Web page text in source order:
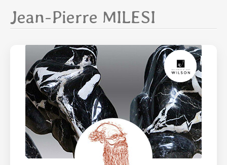
principal
Jean-Pierre MILESI